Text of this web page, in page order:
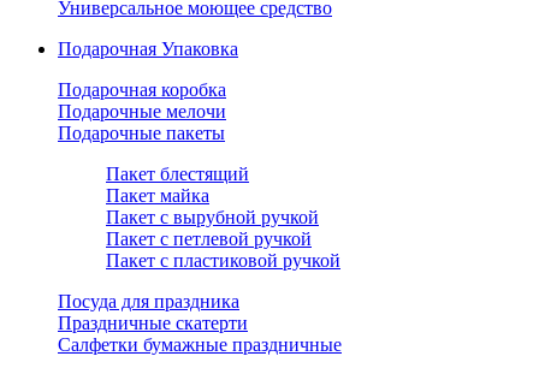
Универсальное моющее средство
Подарочная Упаковка
Подарочная коробка
Подарочные мелочи
Подарочные пакеты
Пакет блестящий
Пакет майка
Пакет с вырубной ручкой
Пакет с петлевой ручкой
Пакет с пластиковой ручкой
Посуда для праздника
Праздничные скатерти
Салфетки бумажные праздничные